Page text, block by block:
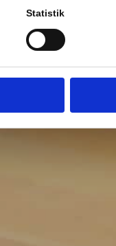
Statistik